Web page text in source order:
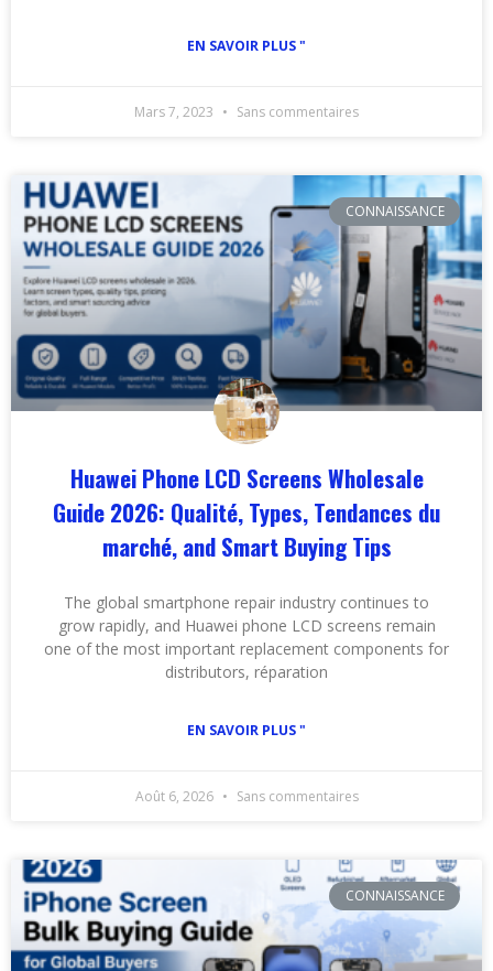
EN SAVOIR PLUS "
Mars 7, 2023 Sans commentaires
CONNAISSANCE
Huawei Phone LCD Screens Wholesale
Guide2026: Qualité, Types, Tendances du
marché,and Smart Buying Tips
The global smartphone repair industry continues to
grow rapidly, and Huawei phone LCD screens remain
one of the most important replacement components for
distributors, réparation
EN SAVOIR PLUS "
Août 6, 2026 Sans commentaires
CONNAISSANCE